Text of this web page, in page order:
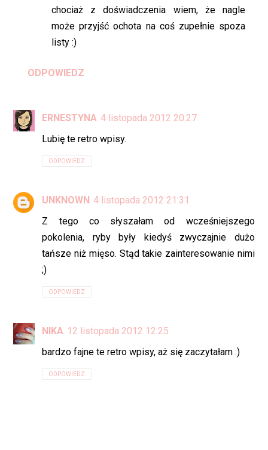
chociaż z doświadczenia wiem, że nagle
może przyjść ochota na coś zupełnie spoza
listy :)
ODPOWIEDZ
ERNESTYNA 4 listopada 2012 20:27
Lubię te retro wpisy.
ODPOWIEDZ
UNKNOWN 4 listopada 2012 21:31
Z tego co słyszałam od wcześniejszego
pokolenia, ryby były kiedyś zwyczajnie dużo
tańsze niż mięso. Stąd takie zainteresowanie nimi
;)
ODPOWIEDZ
NIKA 12 listopada 2012 12:25
bardzo fajne te retro wpisy, aż się zaczytałam :)
ODPOWIEDZ